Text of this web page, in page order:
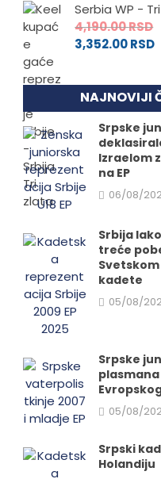
Serbia WP -
4,190.00RSD
3,352.00RSD
NAJNOVIJI
Srpske
Izraelom
na EP
06/08/
Srbija
treće
kadete
05/08/
Srpske
05/08/
Srpski
Holandiju